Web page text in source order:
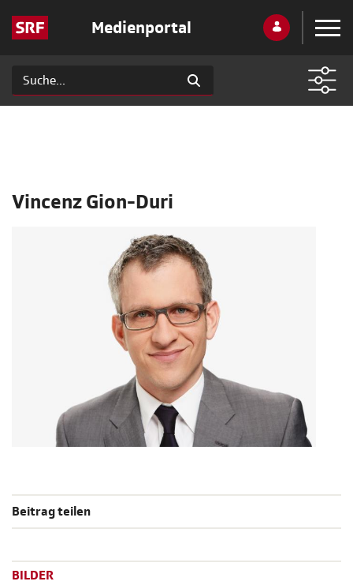
Medienportal
Vincenz Gion-Duri
Beitrag teilen
BILDER